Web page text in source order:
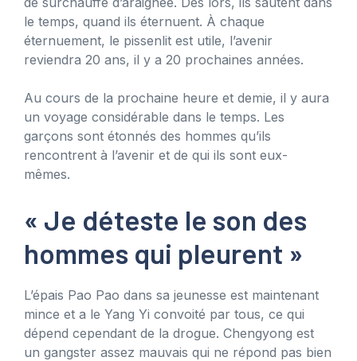
le temps, quand ils éternuent. À chaque
éternuement, le pissenlit est utile, l’avenir
reviendra 20 ans, il y a 20 prochaines années.
Au cours de la prochaine heure et demie, il y aura
un voyage considérable dans le temps. Les
garçons sont étonnés des hommes qu’ils
rencontrent à l’avenir et de qui ils sont eux-
mêmes.
« Je déteste le son des
hommes qui pleurent »
L’épais Pao Pao dans sa jeunesse est maintenant
mince et a le Yang Yi convoité par tous, ce qui
dépend cependant de la drogue. Chengyong est
un gangster assez mauvais qui ne répond pas bien